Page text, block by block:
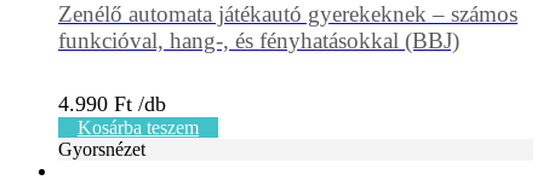
Zenélő automata játékautó gyerekeknek – számos
funkcióval, hang-, és fényhatásokkal (BBJ)
4.990 Ft
Kosárba teszem
Gyorsnézet